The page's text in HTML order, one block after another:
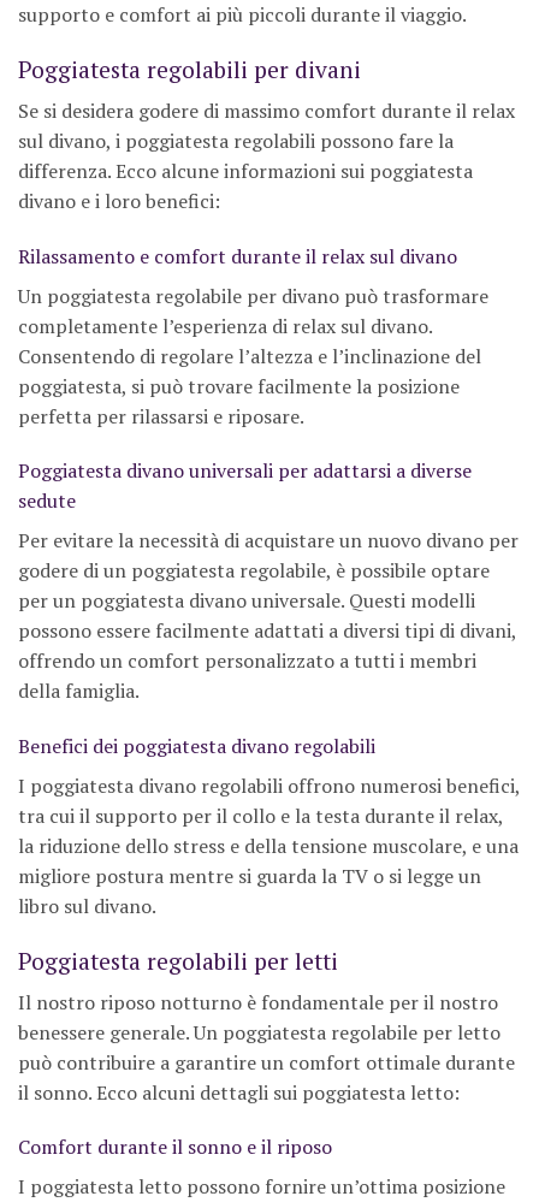
supporto e comfort ai più piccoli durante il viaggio.
Poggiatesta regolabili per divani
Se si desidera godere di massimo comfort durante il relax
sul divano, i poggiatesta regolabili possono fare la
differenza. Ecco alcune informazioni sui poggiatesta
divano e i loro benefici:
Rilassamento e comfort durante il relax sul divano
Un poggiatesta regolabile per divano può trasformare
completamente l’esperienza di relax sul divano.
Consentendo di regolare l’altezza e l’inclinazione del
poggiatesta, si può trovare facilmente la posizione
perfetta per rilassarsi e riposare.
Poggiatesta divano universali per adattarsi a diverse
sedute
Per evitare la necessità di acquistare un nuovo divano per
godere di un poggiatesta regolabile, è possibile optare
per un poggiatesta divano universale. Questi modelli
possono essere facilmente adattati a diversi tipi di divani,
offrendo un comfort personalizzato a tutti i membri
della famiglia.
Benefici dei poggiatesta divano regolabili
I poggiatesta divano regolabili offrono numerosi benefici,
tra cui il supporto per il collo e la testa durante il relax,
la riduzione dello stress e della tensione muscolare, e una
migliore postura mentre si guarda la TV o si legge un
libro sul divano.
Poggiatesta regolabili per letti
Il nostro riposo notturno è fondamentale per il nostro
benessere generale. Un poggiatesta regolabile per letto
può contribuire a garantire un comfort ottimale durante
il sonno. Ecco alcuni dettagli sui poggiatesta letto:
Comfort durante il sonno e il riposo
I poggiatesta letto possono fornire un’ottima posizione